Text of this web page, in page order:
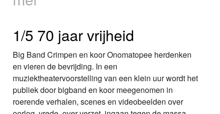
1/5 70 jaar vrijheid
Big Band Crimpen en koor Onomatopee herdenken
en vieren de bevrijding. In een
muziektheatervoorstelling van een klein uur wordt het
publiek door bigband en koor meegenomen in
roerende verhalen, scenes en videobeelden over